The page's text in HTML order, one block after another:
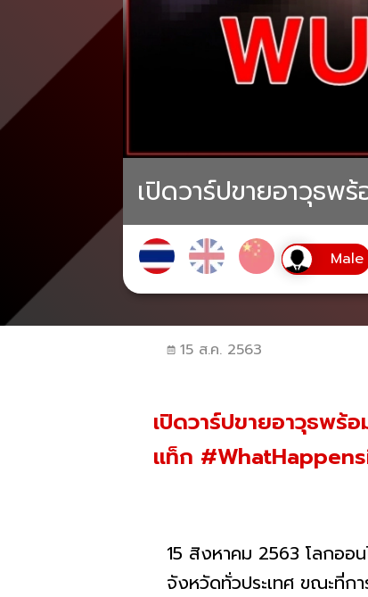
เปิดวาร์ปขายอาวุธพ
15 ส.ค. 2563
เปิดวาร์ปขายอาวุธพร้
แท็ก
15 สิงหาคม 2563 โลกออ
จังหวัดทั่วประเทศ ขณะที่ก